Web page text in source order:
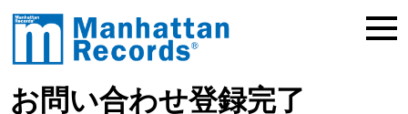
お問い合わせ登録完了